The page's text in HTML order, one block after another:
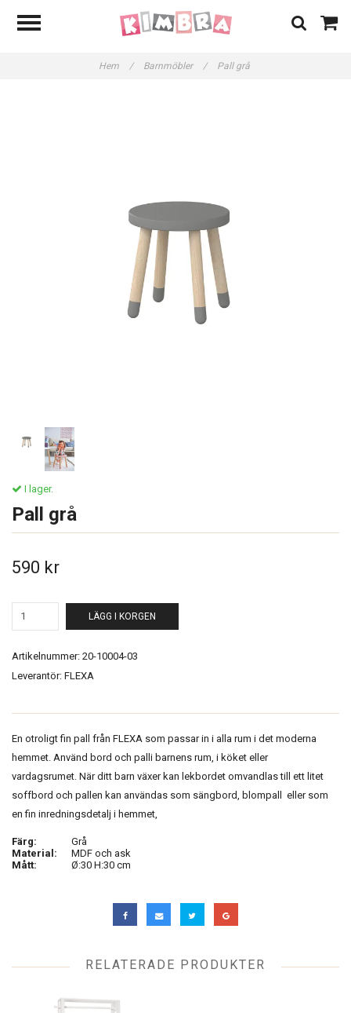
Hem / Barnmöbler / Pall grå
I lager.
Pall grå
590 kr
LÄGG I KORGEN
Artikelnummer: 20-10004-03
Leverantör: FLEXA
En otroligt fin pall från FLEXA som passar in i alla rum i det moderna
hemmet. Använd bord och palli barnens rum, i köket eller
vardagsrumet. När ditt barn växer kan lekbordet omvandlas till ett litet
soffbord och pallen kan användas som sängbord, blompall eller som
en fin inredningsdetalj i hemmet,
Färg:
Grå
Material:
MDF och ask
Mått:
Ø:30 H:30 cm
RELATERADE PRODUKTER